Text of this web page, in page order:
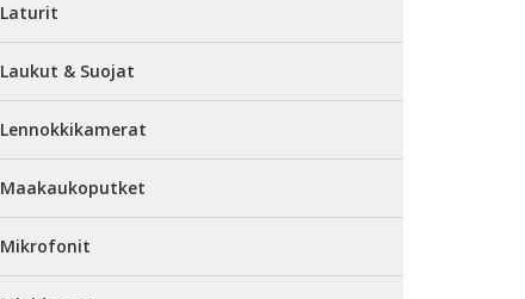
Laturit
Laukut & Suojat
Lennokkikamerat
Maakaukoputket
Mikrofonit